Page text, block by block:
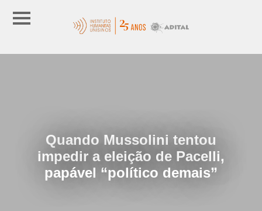
Quando Mussolini tentou
impedir a eleição de Pacelli,
papável “político demais”